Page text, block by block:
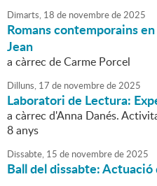
Dimarts, 18 de novembrede2025
Romans contemporains
Jean
a càrrec de Carme Porcel
Dilluns, 17 de novembrede2025
Laboratori de Lectura:
a càrrec d'Anna Danés.
8 anys
Dissabte, 15 de novembrede2025
Ball del dissabte: